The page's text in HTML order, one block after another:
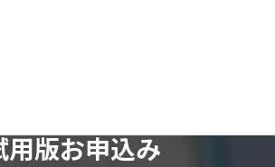
用版お申込み